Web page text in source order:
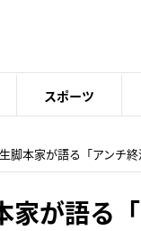
スポーツ
脚本家が語る「アンチ終
が語る